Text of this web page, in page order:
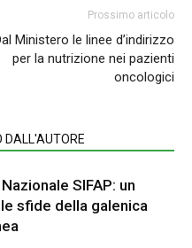
Prossimo articolo
Ministero le linee d’indirizzo
per la nutrizione nei pazienti
oncologici
DALL'AUTORE
SIFAP: un
sfide della galenica